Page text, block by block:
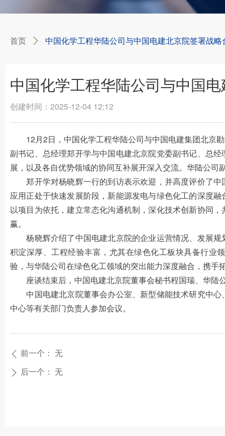
中国化学工程华陆公司与中国
12月2日，中国化学工程华陆公司与中国电建集团北京
副书记、总经理郑开学与中国电建北京院党委副书记、总
展，以及各自优势领域的协同互补展开深入交流。华陆公司
郑开学对杨晓辉一行的到访表示欢迎，并高度评价了中
应用正处于快速发展阶段，新能源发电与绿色化工的深度
以项目为依托，建立常态化沟通机制，深化技术创新协同
赢。
杨晓辉介绍了中国电建北京院的企业运营情况、发展规
积淀深厚、工程经验丰富，尤其在绿色化工板块具备行业
验，与华陆公司在绿色化工领域的突出能力深度融合，携
座谈结束后，中国电建北京院董事会秘书程国瑞、华陆
中国电建北京院董事会办公室、新型储能技术研究中心
中心等有关部门负责人参加会议。
创建时间： 2025-12-04 12:12
ꄴ 前一个： 无
ꄲ 后一个： 无
首页 ꄲ 中国化学工程华陆公司与中国电建北京院签署战略